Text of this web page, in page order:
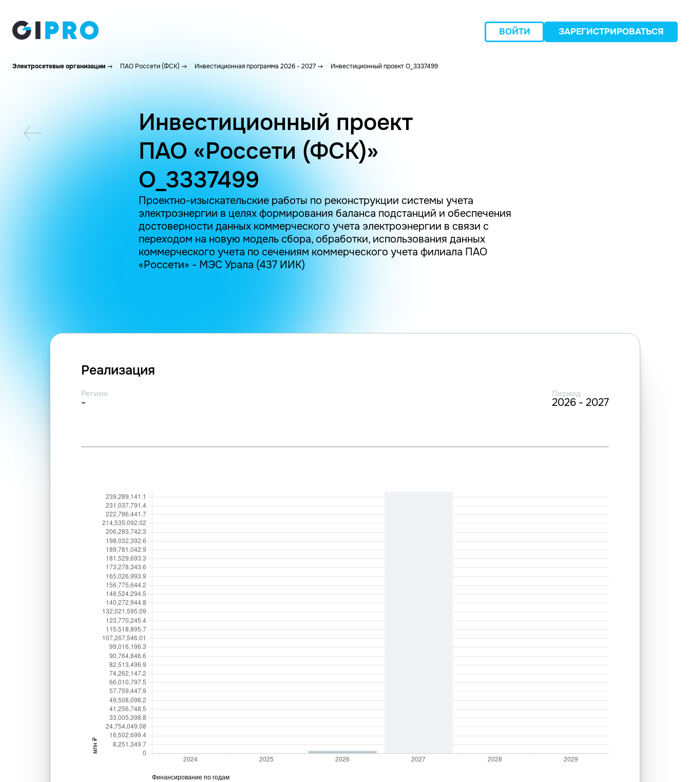
ВОЙТИ ЗАРЕГИСТРИРОВАТЬСЯ
Электросетевые организации ПАО Россети (ФСК) Инвестиционная программа 2026 - 2027 Инвестиционный проект O_3337499
Инвестиционный проект
ПАО «Россети (ФСК)»
O_3337499
Проектно-изыскательские работы по реконструкции системы учета
электроэнергии в целях формирования баланса подстанций и обеспечения
достоверности данных коммерческого учета электроэнергии в связи с
переходом на новую модель сбора, обработки, использования данных
коммерческого учета по сечениям коммерческого учета филиала ПАО
«Россети» - МЭС Урала (437 ИИК)
Реализация
Регион
-
Период
2026 - 2027